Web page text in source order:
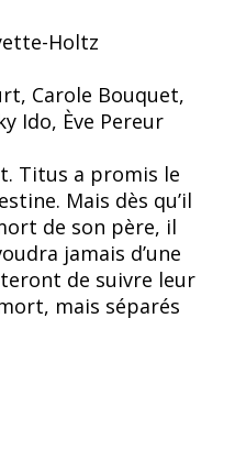
Holtz
Carole Bouquet,
Ido, Ève Pereur
Titus a promis le
Mais dès qu’il
de son père, il
jamais d’une
de suivre leur
mais séparés